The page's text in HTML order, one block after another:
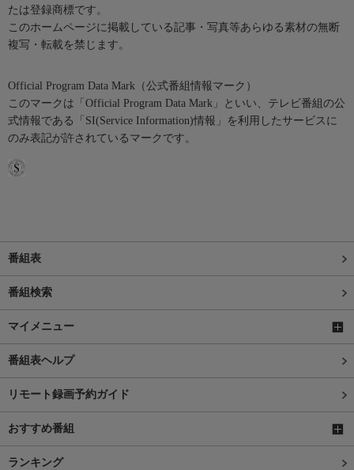
たは登録商標です。
このホームページに掲載している記事・写真等あらゆる素材の無断
複写・転載を禁じます。
Official Program Data Mark（公式番組情報マーク）
このマークは「Official Program Data Mark」といい、テレビ番組の公
式情報である「SI(Service Information)情報」を利用したサービスに
のみ表記が許されているマークです。
番組表
番組検索
マイメニュー
番組表ヘルプ
リモート録画予約ガイド
おすすめ番組
ランキング